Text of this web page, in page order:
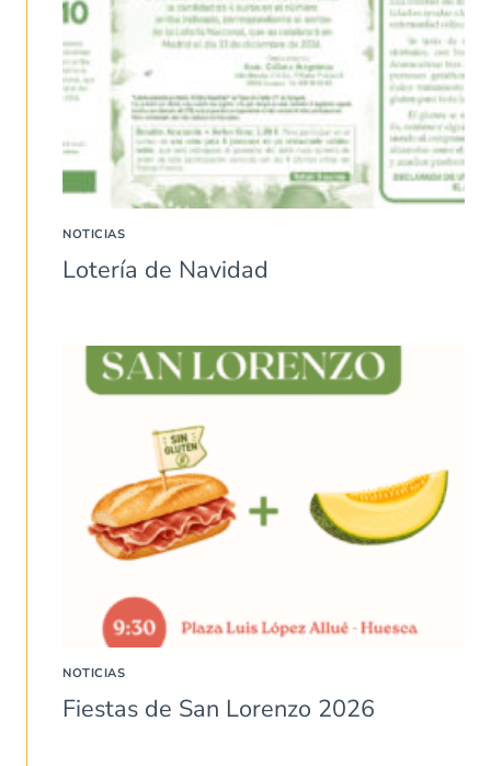
NOTICIAS
Lotería de Navidad
NOTICIAS
Fiestas de San Lorenzo 2026